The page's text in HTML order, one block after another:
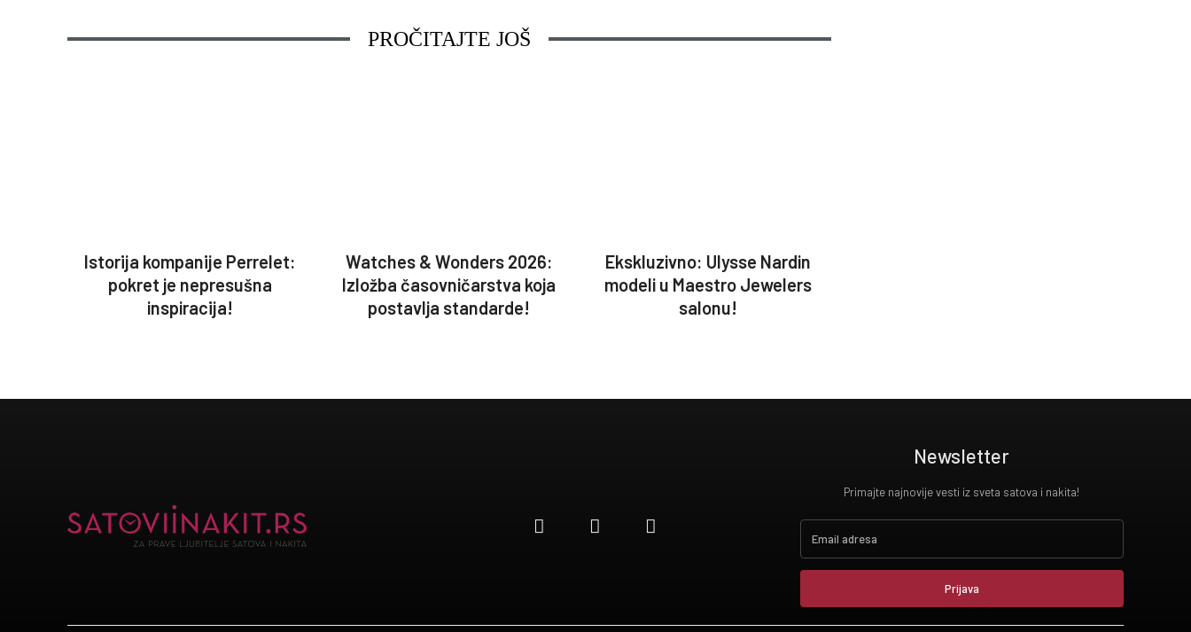
PROČITAJTE JOŠ
Istorija kompanije Perrelet:
pokret je nepresušna
inspiracija!
Watches & Wonders 2026:
Izložba časovničarstva koja
postavlja standarde!
Ekskluzivno: Ulysse Nardin
modeli u Maestro Jewelers
salonu!
Newsletter
Primajte najnovije vesti iz sveta satova i nakita!
Prijava